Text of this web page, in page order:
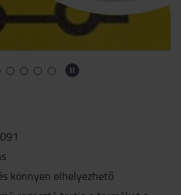
könnyen elhelyezhető